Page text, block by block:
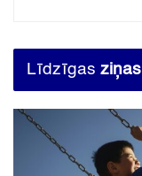
Līdzīgas ziņas